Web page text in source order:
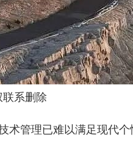
系删除
管理已难以满足现代个